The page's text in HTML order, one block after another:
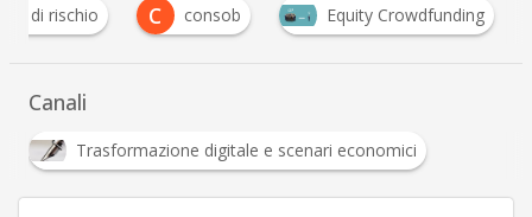
di rischio C consob Equity Crowdfunding
Canali
Trasformazione digitale e scenari economici